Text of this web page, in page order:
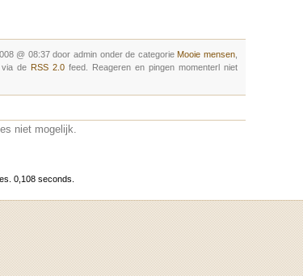
@ 08:37 door admin onder de categorieMooie mensen
via de RSS 2.0 feed. Reageren en pingen momenterl niet
niet mogelijk.
0,108 seconds.